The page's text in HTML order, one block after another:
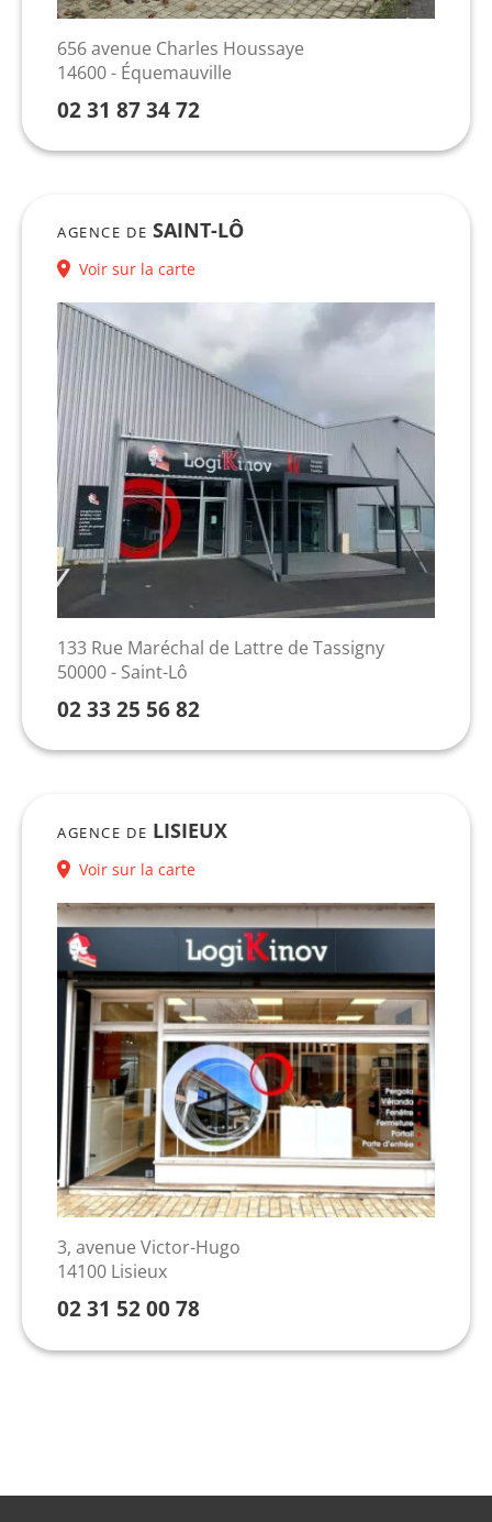
656 avenue Charles Houssaye
14600 - Équemauville
02 31 87 34 72
AGENCE DE SAINT-LÔ
Voir sur la carte
133 Rue Maréchal de Lattre de Tassigny
50000 - Saint-Lô
02 33 25 56 82
AGENCE DE LISIEUX
Voir sur la carte
3, avenue Victor-Hugo
14100 Lisieux
02 31 52 00 78